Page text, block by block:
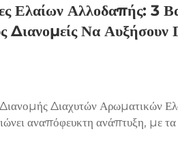
Ελαίων Αλλοδαπής: 3
Διανομείς Να Αυξήσουν
Διαχυτών Αρωματικών
αναπόφευκτη ανάπτυξη, με
όσο και στο χονδρικό τομέα.